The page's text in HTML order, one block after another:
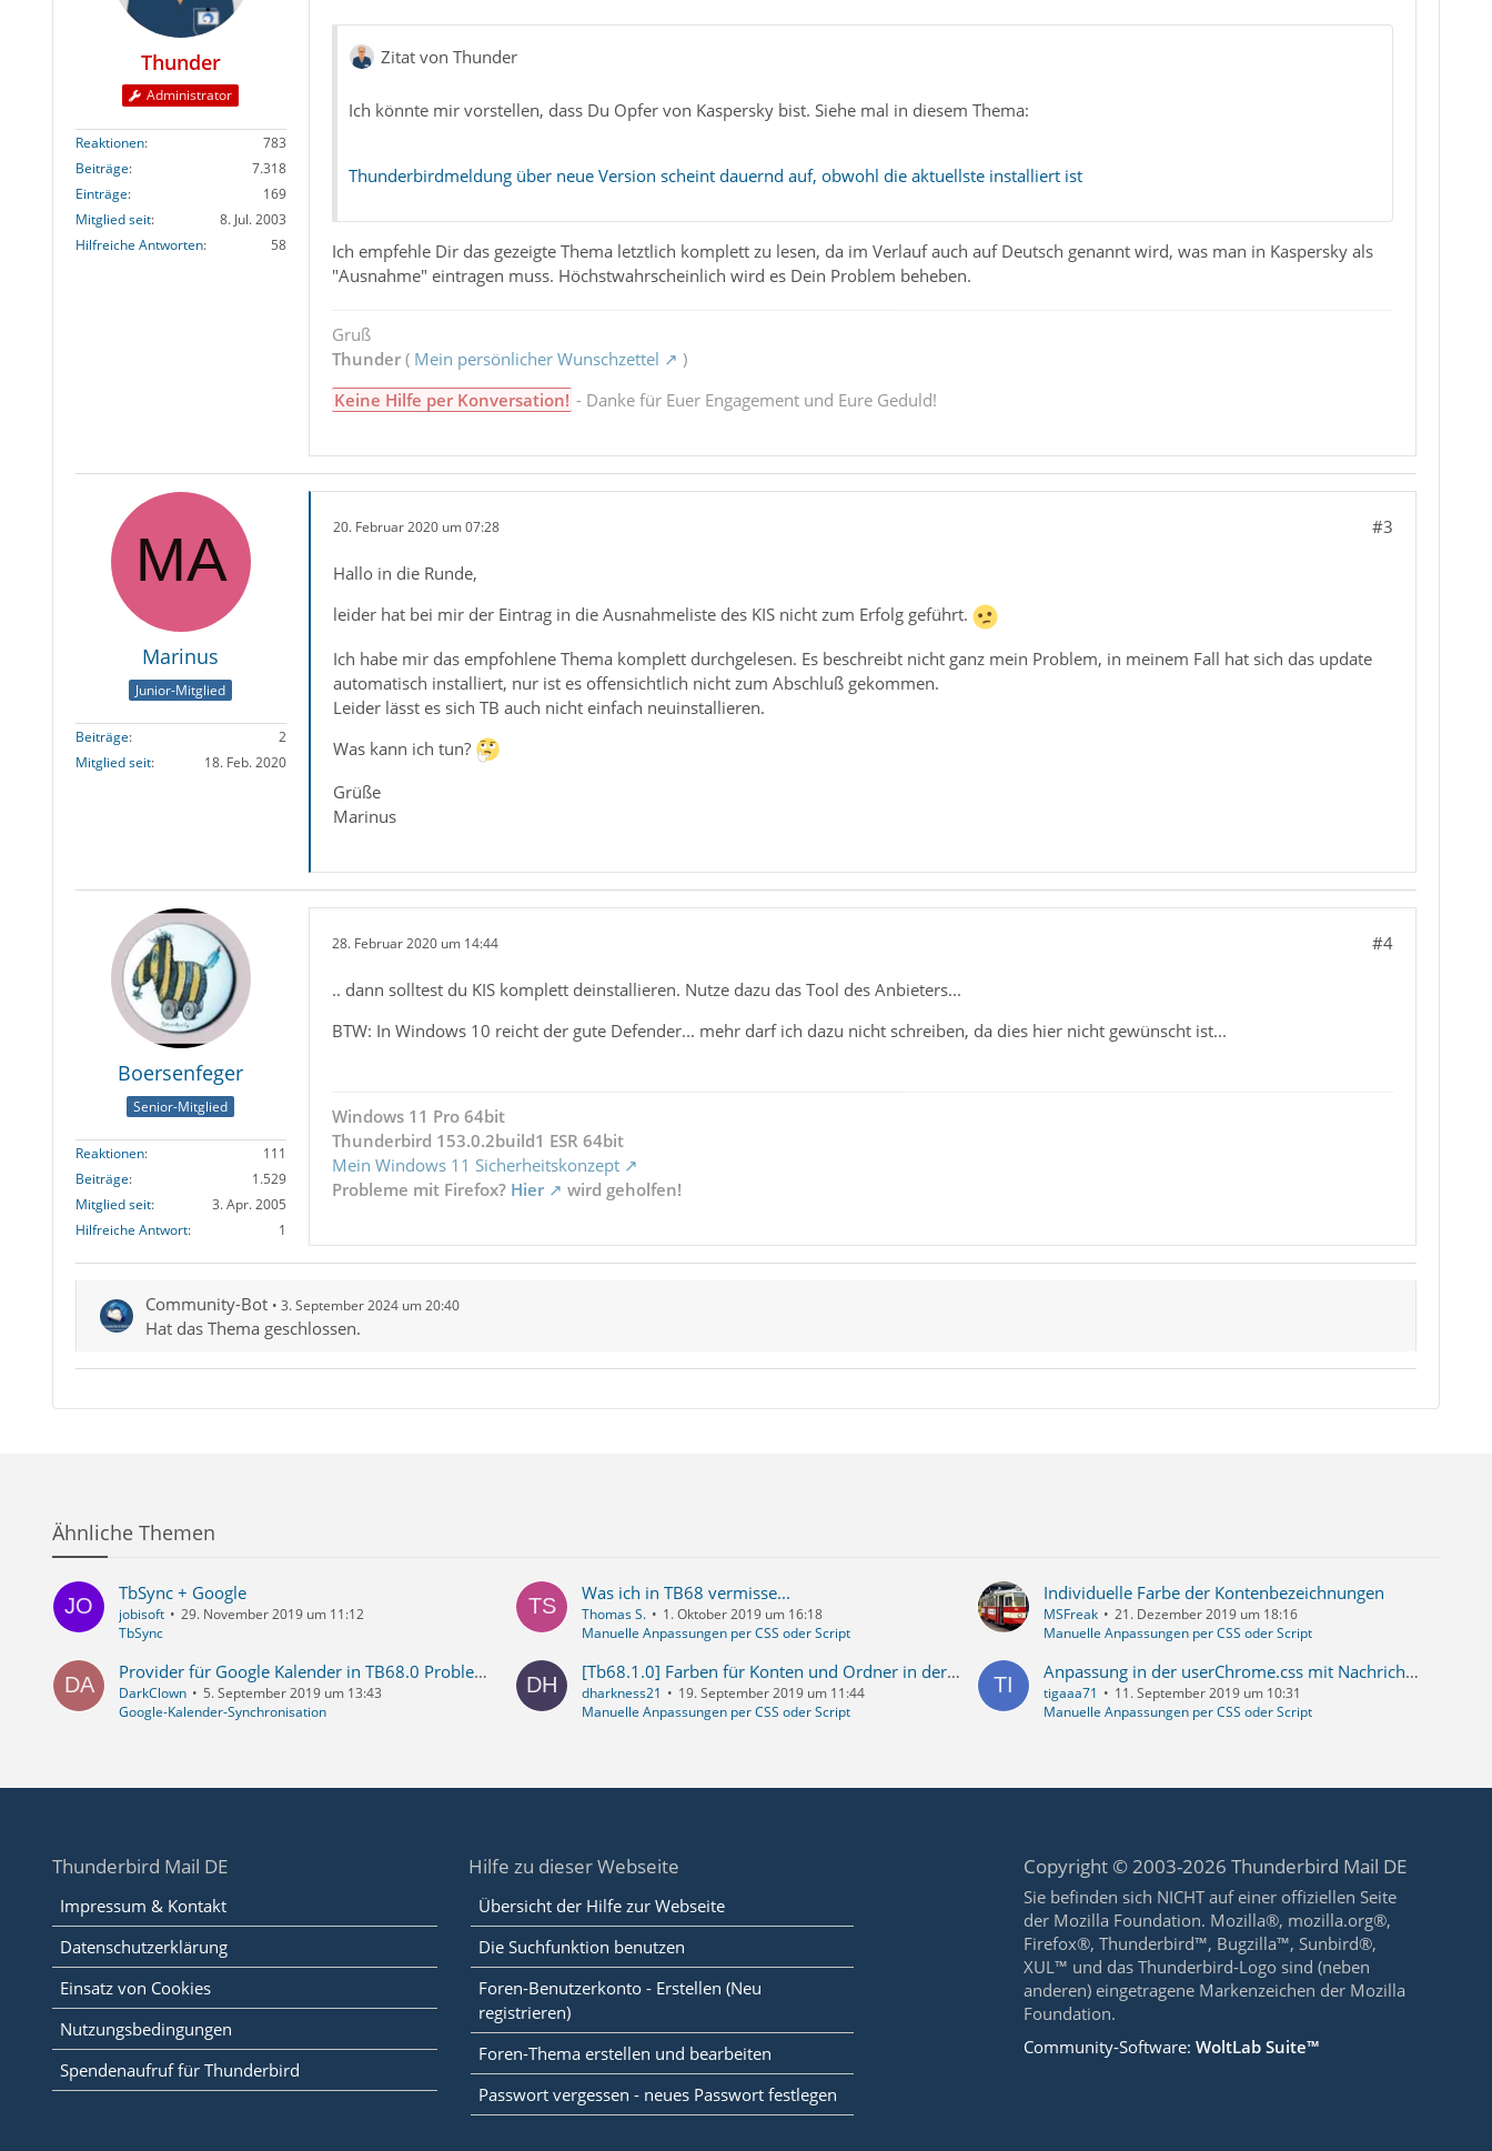
Thunder
Administrator
Reaktionen
783
Beiträge
7.318
Einträge
169
Mitglied seit
8. Jul. 2003
Hilfreiche Antworten
58
Zitat von Thunder
Ich könnte mir vorstellen, dass Du Opfer von Kaspersky bist. Siehe mal in diesem Thema:
Thunderbirdmeldung über neue Version scheint dauernd auf, obwohl die aktuellste installiert ist
Ich empfehle Dir das gezeigte Thema letztlich komplett zu lesen, da im Verlauf auch auf Deutsch genannt wird, was man in Kaspersky als
"Ausnahme" eintragen muss. Höchstwahrscheinlich wird es Dein Problem beheben.
Gruß
Thunder( Mein persönlicher Wunschzettel
)
Keine Hilfe per Konversation! - Danke für Euer Engagement und Eure Geduld!
Marinus
Junior-Mitglied
Beiträge
2
Mitglied seit
18. Feb. 2020
20. Februar 2020 um 07:28 #3
Hallo in die Runde,
leider hat bei mir der Eintrag in die Ausnahmeliste des KIS nicht zum Erfolg geführt.
Ich habe mir das empfohlene Thema komplett durchgelesen. Es beschreibt nicht ganz mein Problem, in meinem Fall hat sich das update
automatisch installiert, nur ist es offensichtlich nicht zum Abschluß gekommen.
Leider lässt es sich TB auch nicht einfach neuinstallieren.
Was kann ich tun?
Grüße
Marinus
Boersenfeger
Senior-Mitglied
Reaktionen
111
Beiträge
1.529
Mitglied seit
3. Apr. 2005
Hilfreiche Antwort
1
28. Februar 2020 um 14:44 #4
.. dann solltest du KIS komplett deinstallieren. Nutze dazu das Tool des Anbieters...
BTW: In Windows 10 reicht der gute Defender... mehr darf ich dazu nicht schreiben, da dies hier nicht gewünscht ist...
Windows 11 Pro 64bit
Thunderbird 153.0.2build1 ESR 64bit
Mein Windows 11 Sicherheitskonzept
Probleme mit Firefox? Hier wird geholfen!
Community-Bot 3. September 2024 um 20:40
Hat das Thema geschlossen.
Ähnliche Themen
TbSync + Google
jobisoft
29. November 2019 um 11:12
TbSync
Was ich in TB68 vermisse...
Thomas S.
1. Oktober 2019 um 16:18
Manuelle Anpassungen per CSS oder Script
Individuelle Farbe der Kontenbezeichnungen
MSFreak
21. Dezember 2019 um 18:16
Manuelle Anpassungen per CSS oder Script
Provider für Google Kalender in TB68.0 Probleme
DarkClown
5. September 2019 um 13:43
Google-Kalender-Synchronisation
[Tb68.1.0] Farben für Konten und Ordner in der Folderpane?
dharkness21
19. September 2019 um 11:44
Manuelle Anpassungen per CSS oder Script
Anpassung in der userChrome.css mit Nachrichten-Tags (Schlagworten) in TB 68
tigaaa71
11. September 2019 um 10:31
Manuelle Anpassungen per CSS oder Script
Thunderbird Mail DE
Impressum & Kontakt
Datenschutzerklärung
Einsatz von Cookies
Nutzungsbedingungen
Spendenaufruf für Thunderbird
Hilfe zu dieser Webseite
Übersicht der Hilfe zur Webseite
Die Suchfunktion benutzen
Foren-Benutzerkonto - Erstellen (Neu
registrieren)
Foren-Thema erstellen und bearbeiten
Passwort vergessen - neues Passwort festlegen
Copyright © 2003-2026 Thunderbird Mail DE
Sie befinden sich NICHT auf einer offiziellen Seite
der Mozilla Foundation. Mozilla®, mozilla.org®,
Firefox®, Thunderbird™, Bugzilla™, Sunbird®,
XUL™ und das Thunderbird-Logo sind (neben
anderen) eingetragene Markenzeichen der Mozilla
Foundation.
Community-Software:WoltLab Suite™